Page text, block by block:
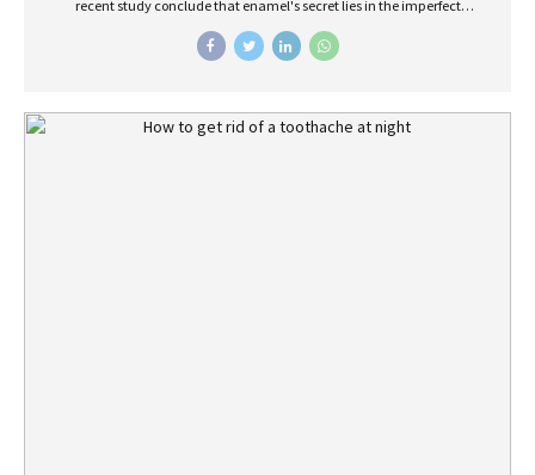
recent study conclude that enamel's secret lies in the imperfect